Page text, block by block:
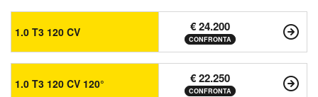
1.0 T3 120 CV € 24.200
CONFRONTA
1.0 T3 120 CV 120° € 22.250
CONFRONTA